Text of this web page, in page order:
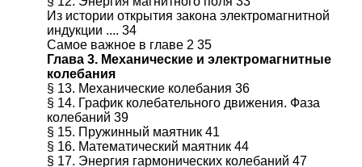
Из истории открытия закона электромагнитной
индукции .... 34
Самое важное в главе 2 35
Глава 3. Механические и электромагнитные
колебания
§ 13. Механические колебания 36
§ 14. График колебательного движения. Фаза
колебаний 39
§ 15. Пружинный маятник 41
§ 16. Математический маятник 44
§ 17. Энергия гармонических колебаний 47